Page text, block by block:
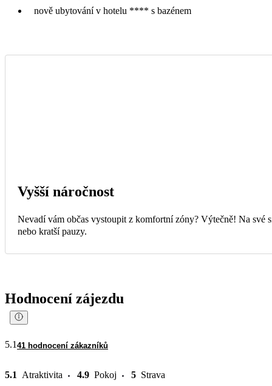
nově ubytování v hotelu **** s bazénem
Vyšší náročnost
Nevadí vám občas vystoupit z komfortní zóny? Výtečně! Na své
nebo kratší pauzy.
Hodnocení zájezdu
5.1 41 hodnocení zákazníků
5.1 Atraktivita 4.9 Pokoj 5 Strava